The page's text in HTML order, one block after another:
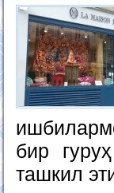
бир
ташкил